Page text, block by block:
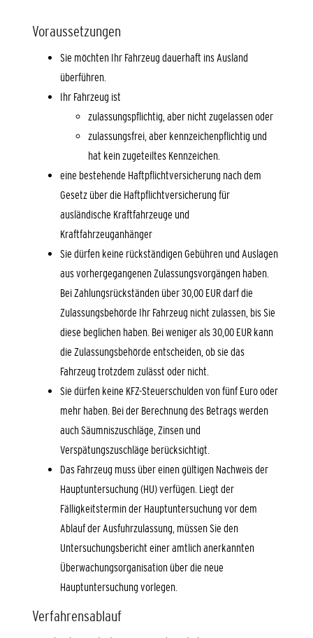
Voraussetzungen
Sie möchten Ihr Fahrzeug dauerhaft ins Ausland
überführen.
Ihr Fahrzeug ist
zulassungspflichtig, aber nicht zugelassen oder
zulassungsfrei, aber kennzeichenpflichtig und
hat kein zugeteiltes Kennzeichen.
eine bestehende Haftpflichtversicherung nach dem
Gesetz über die Haftpflichtversicherung für
ausländische Kraftfahrzeuge und
Kraftfahrzeuganhänger
Sie dürfen keine rückständigen Gebühren und Auslagen
aus vorhergegangenen Zulassungsvorgängen haben.
Bei Zahlungsrückständen über 30,00 EUR darf die
Zulassungsbehörde Ihr Fahrzeug nicht zulassen, bis Sie
diese beglichen haben. Bei weniger als 30,00 EUR kann
die Zulassungsbehörde entscheiden, ob sie das
Fahrzeug trotzdem zulässt oder nicht.
Sie dürfen keine KFZ-Steuerschulden von fünf Euro oder
mehr haben. Bei der Berechnung des Betrags werden
auch Säumniszuschläge, Zinsen und
Verspätungszuschläge berücksichtigt.
Das Fahrzeug muss über einen gültigen Nachweis der
Hauptuntersuchung (HU)verfügen. Liegt der
Fälligkeitstermin der Hauptuntersuchung vordem
Ablauf der Ausfuhrzulassung , müssen Sie den
Untersuchungsbericht einer amtlich anerkannten
Überwachungsorganisation über die neue
Hauptuntersuchung vorlegen.
Verfahrensablauf